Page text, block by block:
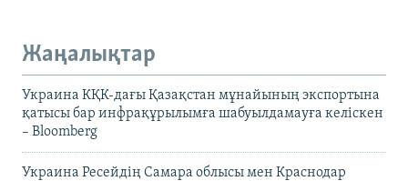
Жаңалықтар
Украина КҚК-дағы Қазақстан мұнайының экспортына
қатысы бар инфрақұрылымға шабуылдамауға келіскен
– Bloomberg
Украина Ресейдің Самара облысы мен Краснодар